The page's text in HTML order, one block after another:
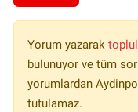
Yorum yazarak
bulunuyor ve tüm
yorumlardan
tutulamaz.